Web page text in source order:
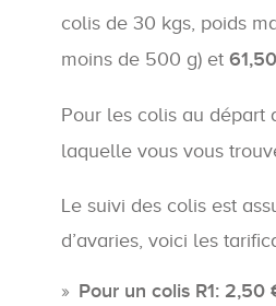
colis de 30 kgs, poids
moins de 500 g) et
Pour les colis au départ
laquelle vous vous
Le suivi des colis est
d’avaries, voici les
Pour un colis R1: